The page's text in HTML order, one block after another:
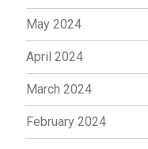
May 2024
April 2024
March 2024
February 2024